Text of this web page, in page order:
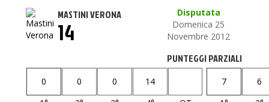
MASTINI VERONA
Disputata
Domenica 25
Novembre 2012
14
PUNTEGGI PARZIALI
0 0 0
14
7
6